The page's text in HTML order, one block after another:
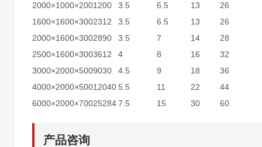
2000×1000×2001200 3.5 6.5 13
26
1600×1600×3002312 3.5 6.5 13
26
2000×1600×3002890 3.5 7 14
28
2500×1600×3003612 4 8 16
32
3000×2000×5009030 4.5 9 18
36
4000×2000×500120405.5 11 22
44
6000×2000×700252847.5 15 30 60
产品咨询